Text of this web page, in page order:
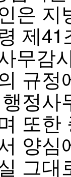
은 지
제
무감
규정
정사
또한
양심
그대